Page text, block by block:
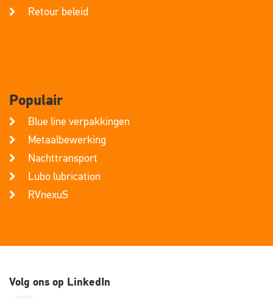
Retour beleid
Populair
Blue line verpakkingen
Metaalbewerking
Nachttransport
Lubo lubrication
RVnexuS
Volg ons op LinkedIn